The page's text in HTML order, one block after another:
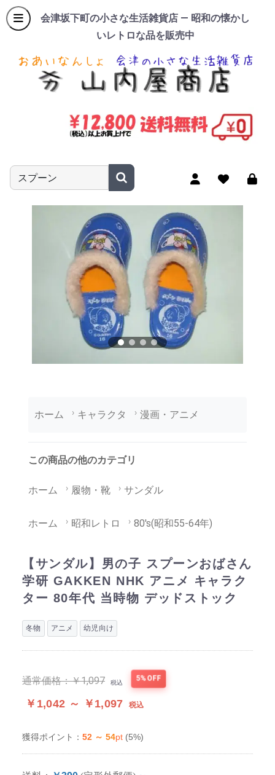
会津坂下町の小さな生活雑貨店 — 昭和の懐かし
いレトロな品を販売中
商品名やキーワードを入力
ホーム キャラクタ 漫画・アニメ
この商品の他のカテゴリ
ホーム 履物・靴 サンダル
ホーム 昭和レトロ 80's(昭和55-64年)
【サンダル】男の子 スプーンおばさん
学研 GAKKEN NHK アニメ キャラク
ター 80年代 当時物 デッドストック
冬物 アニメ 幼児向け
通常価格：￥1,097 税込 5%OFF
￥1,042 ～ ￥1,097 税込
獲得ポイント： 52 ～ 54pt (5%)